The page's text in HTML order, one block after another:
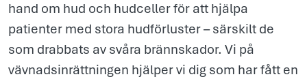
hand om hud och hudceller för att hjälpa
patienter med stora hudförluster – särskilt de
som drabbats av svåra brännskador. Vi på
vävnadsinrättningen hjälper vi dig som har fått en